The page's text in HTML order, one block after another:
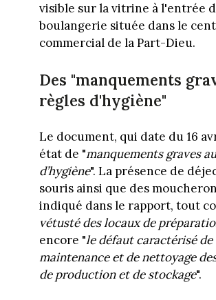
visible sur la vitrine à l'entrée
boulangerie située dans le
commercial de la Part-Dieu.
Des "manquements
règles d'hygiène"
Le document, qui date du 16
état de "manquements graves
d’hygiène". La présence de
souris ainsi que des
indiqué dans le rapport, tout
vétusté des locaux de
encore "le défaut caractérisé de
maintenance et de nettoyage
de production et de stockage".